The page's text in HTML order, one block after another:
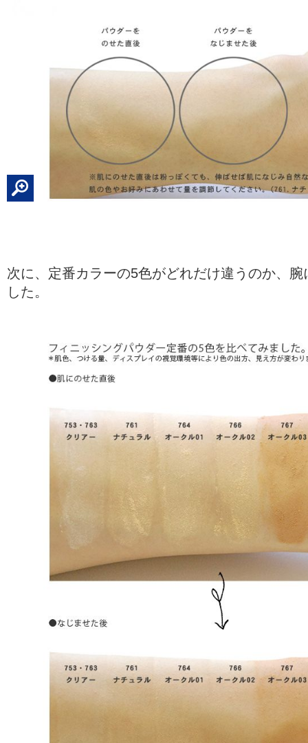
次に、定番カラーの5色がどれだけ違うのか、
した。